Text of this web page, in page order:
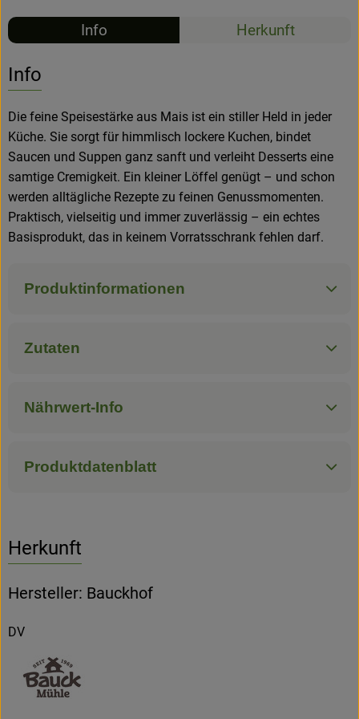
Info Herkunft
Info
Die feine Speisestärke aus Mais ist ein stiller Held in jeder
Küche. Sie sorgt für himmlisch lockere Kuchen, bindet
Saucen und Suppen ganz sanft und verleiht Desserts eine
samtige Cremigkeit. Ein kleiner Löffel genügt – und schon
werden alltägliche Rezepte zu feinen Genussmomenten.
Praktisch, vielseitig und immer zuverlässig – ein echtes
Basisprodukt, das in keinem Vorratsschrank fehlen darf.
Produktinformationen
Zutaten
Nährwert-Info
Produktdatenblatt
Herkunft
Hersteller: Bauckhof
DV